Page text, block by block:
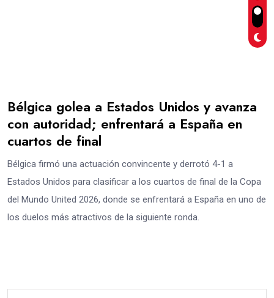
Bélgica golea a Estados Unidos y avanza
con autoridad; enfrentará a España en
cuartos de final
Bélgica firmó una actuación convincente y derrotó 4-1 a
Estados Unidos para clasificar a los cuartos de final de la Copa
del Mundo United 2026, donde se enfrentará a España en uno de
los duelos más atractivos de la siguiente ronda.